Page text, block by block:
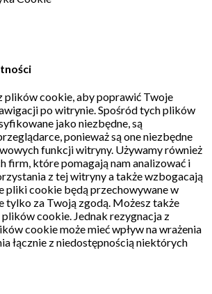
plików cookie, aby poprawić Twoje
po witrynie.Spośród tych plików
jako niezbędne, są
ponieważ są one niezbędne
funkcji witryny. Używamy również
firm, które pomagają nam analizować i
z tej witryny a także wzbogacają
pliki cookie będą przechowywane w
tylko za Twoją zgodą. Możesz także
plików cookie. Jednak rezygnacja z
cookie może mieć wpływ na wrażenia
łącznie z niedostępnością niektórych